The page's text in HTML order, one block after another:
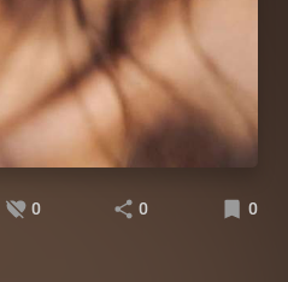
0 0 0